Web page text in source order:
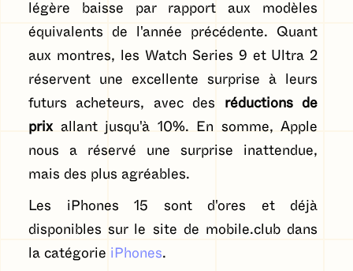
légère baisse par rapport aux modèles
équivalents de l'année précédente. Quant
aux montres, les Watch Series 9 et Ultra 2
réservent une excellente surprise à leurs
futurs acheteurs, avec des réductions de
prixallant jusqu'à 10%. En somme, Apple
nous a réservé une surprise inattendue,
mais des plus agréables.
Les iPhones 15 sont d'ores et déjà
disponibles sur le site de mobile.club dans
la catégorie iPhones.